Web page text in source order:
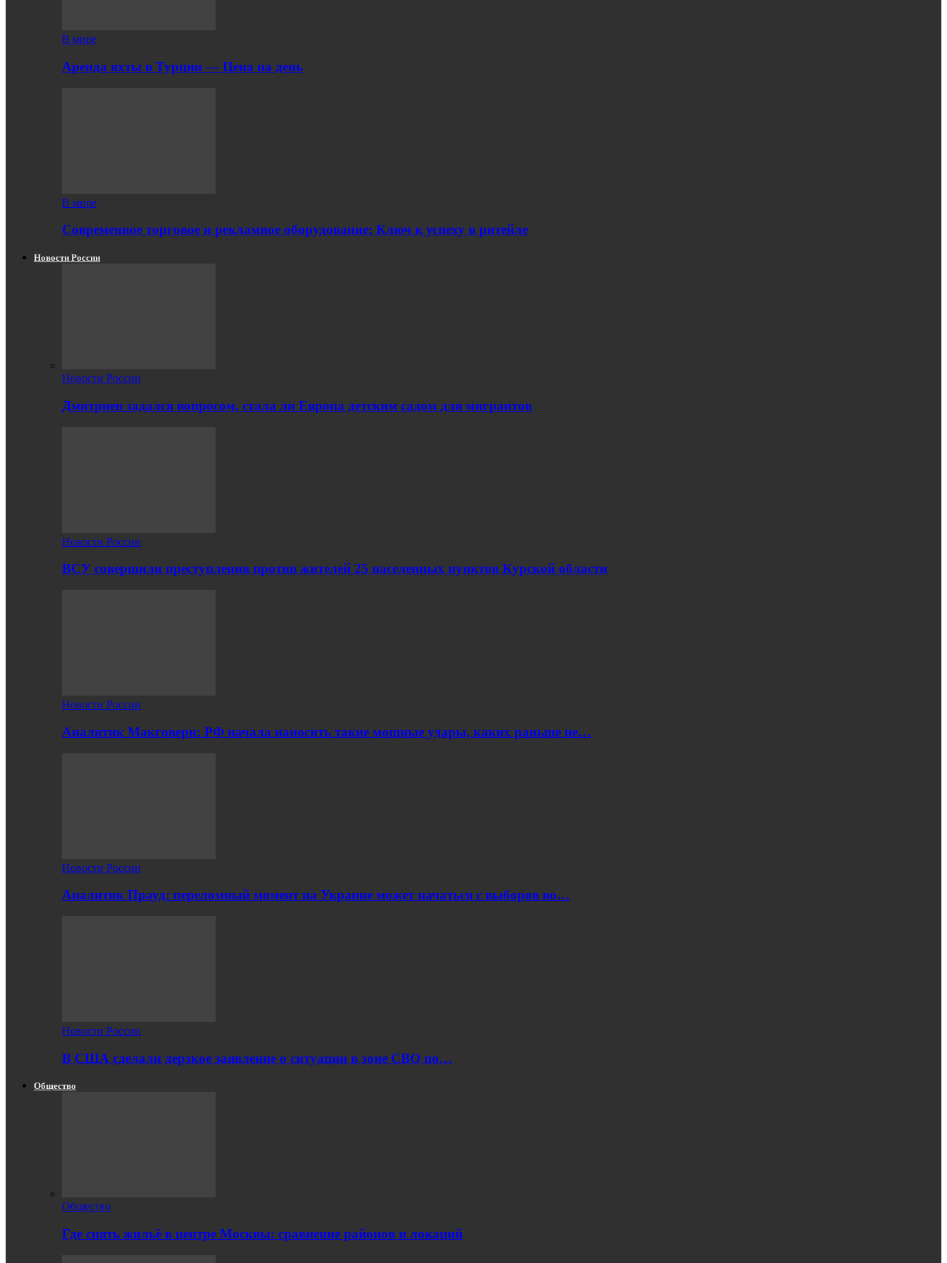
В мире
Аренда яхты в Турции — Цена на день
В мире
Современное торговое и рекламное оборудование: Ключ к успеху в ритейле
Новости России
Новости России
Дмитриев задался вопросом, стала ли Европа детским садом для мигрантов
Новости России
ВСУ совершили преступления против жителей 25 населенных пунктов Курской области
Новости России
Аналитик Макговерн: РФ начала наносить такие мощные удары, каких раньше не…
Новости России
Аналитик Прауд: переломный момент на Украине может начаться с выборов во…
Новости России
В США сделали дерзкое заявление о ситуации в зоне СВО по…
Общество
Общество
Где снять жильё в центре Москвы: сравнение районов и локаций